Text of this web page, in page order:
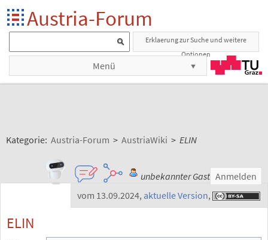
Austria-Forum
Erklaerung zur Suche und weitere
Optionen
Menü
Kategorie: Austria-Forum > AustriaWiki > ELIN
unbekannter Gast Anmelden
vom 13.09.2024, aktuelle Version,
ELIN